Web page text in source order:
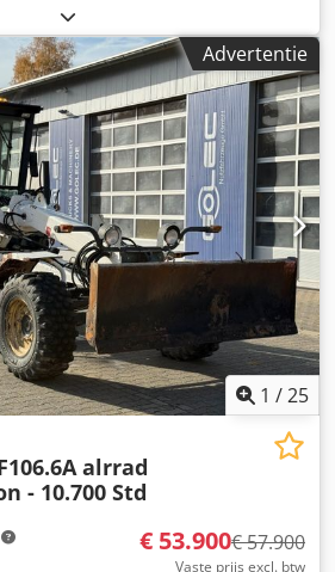
de kettingen: 60% Gewicht: 31600
Volledige leidingwerkinstallatie
Advertentie
1 /25
alrrad
- 10.700 Std
€ 53.900€ 57.900
Vaste prijs excl. btw